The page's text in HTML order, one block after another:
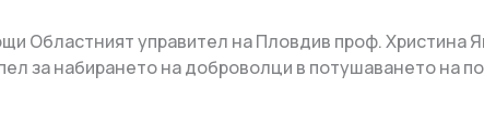
Областният управител на Пловдив проф. Христина
за набирането на доброволци в потушаването на